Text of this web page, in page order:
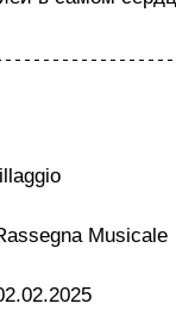
Musicale
.2025